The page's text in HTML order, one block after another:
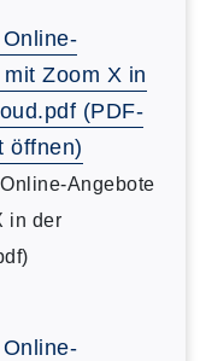
Zoom X in
(PDF-
öffnen)
Angebote
in der